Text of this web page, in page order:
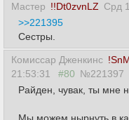
Мастер !!Dt0zvnLZ Срд
>>221395
Сестры.
Комиссар Дженкинс
21:53:31
#80 №221397
Райден, чувак, ты мне